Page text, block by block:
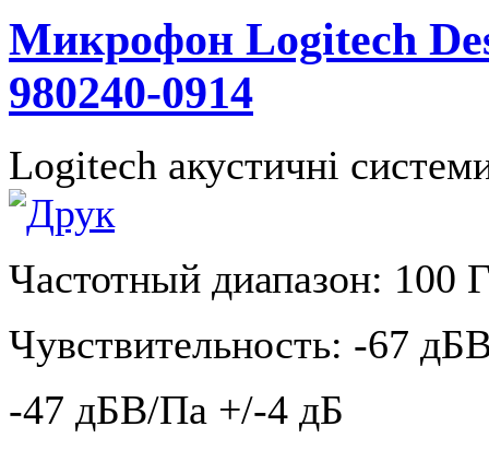
Микрофон Logitech
980240-0914
Logitech акустичні
Частотный диапазон: 100
Чувствительность: -67
-47 дБВ/Па +/-4 дБ